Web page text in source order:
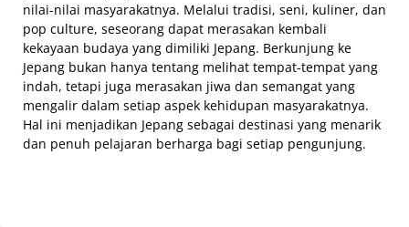
nilai-nilai masyarakatnya. Melalui tradisi, seni, kuliner, dan
pop culture, seseorang dapat merasakan kembali
kekayaan budaya yang dimiliki Jepang. Berkunjung ke
Jepang bukan hanya tentang melihat tempat-tempat yang
indah, tetapi juga merasakan jiwa dan semangat yang
mengalir dalam setiap aspek kehidupan masyarakatnya.
Hal ini menjadikan Jepang sebagai destinasi yang menarik
dan penuh pelajaran berharga bagi setiap pengunjung.